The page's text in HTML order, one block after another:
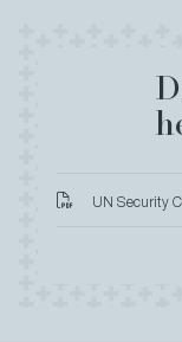
UN Security